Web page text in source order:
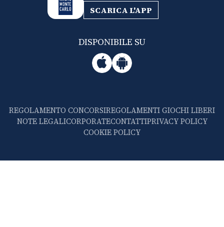
SCARICA L'APP
DISPONIBILE SU
REGOLAMENTO CONCORSIREGOLAMENTI GIOCHI LIBERI
NOTE LEGALICORPORATECONTATTIPRIVACY POLICY
COOKIE POLICY